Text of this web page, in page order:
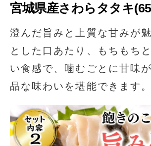
宮城県産さわらタタキ
澄んだ旨みと上質な甘みが
とした口あたり、もちもち
い食感で、噛むごとに甘味
品な味わいを堪能できます。